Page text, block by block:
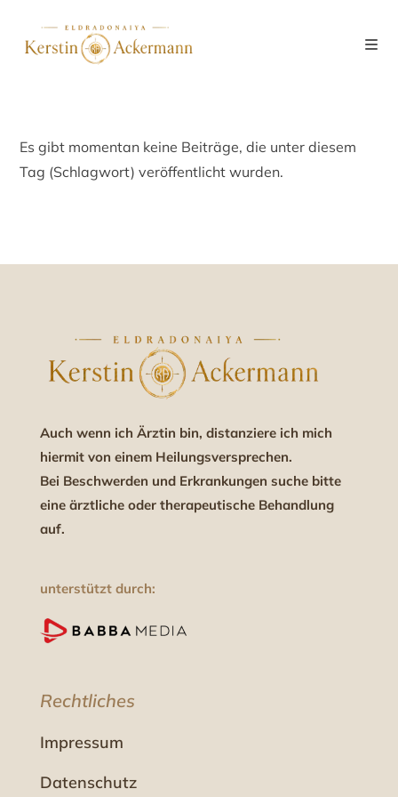
Es gibt momentan keine Beiträge, die unter diesem
Tag (Schlagwort) veröffentlicht wurden.
Auch wenn ich Ärztin bin, distanziere ich mich
hiermit von einem Heilungsversprechen.
Bei Beschwerden und Erkrankungen suche bitte
eine ärztliche oder therapeutische Behandlung
auf.
unterstützt durch:
Rechtliches
Impressum
Datenschutz